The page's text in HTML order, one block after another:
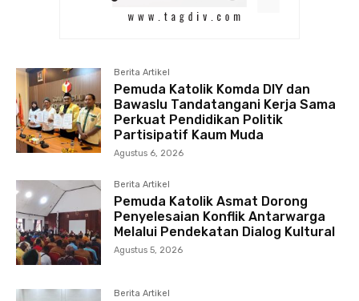
Berita Artikel
Pemuda Katolik Komda DIY dan
Bawaslu Tandatangani Kerja Sama
Perkuat Pendidikan Politik
Partisipatif Kaum Muda
Agustus 6, 2026
Berita Artikel
Pemuda Katolik Asmat Dorong
Penyelesaian Konflik Antarwarga
Melalui Pendekatan Dialog Kultural
Agustus 5, 2026
Berita Artikel